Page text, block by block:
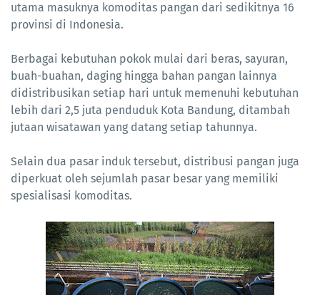
utama masuknya komoditas pangan dari sedikitnya 16
provinsi di Indonesia.
Berbagai kebutuhan pokok mulai dari beras, sayuran,
buah-buahan, daging hingga bahan pangan lainnya
didistribusikan setiap hari untuk memenuhi kebutuhan
lebih dari 2,5 juta penduduk Kota Bandung, ditambah
jutaan wisatawan yang datang setiap tahunnya.
Selain dua pasar induk tersebut, distribusi pangan juga
diperkuat oleh sejumlah pasar besar yang memiliki
spesialisasi komoditas.